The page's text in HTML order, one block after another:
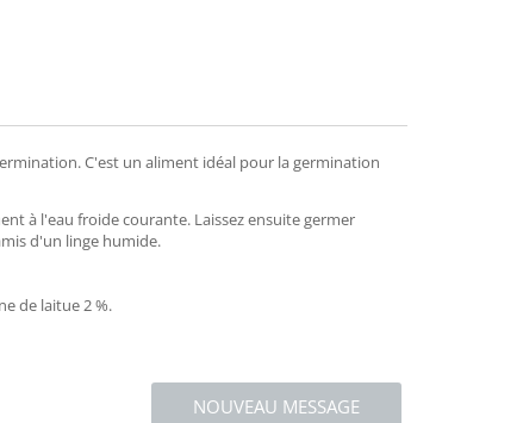
C'est un aliment idéal pour la germination
à l'eau froide courante. Laissez ensuite germer
d'un linge humide.
de laitue 2 %.
NOUVEAU MESSAGE